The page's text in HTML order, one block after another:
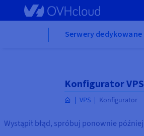
Skip to main content
Serwery dedykowane
Konfigurator VPS
VPS Konfigurator
Wystąpił błąd, spróbuj ponownie później